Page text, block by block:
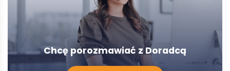
Chcę porozmawiać z Doradcą